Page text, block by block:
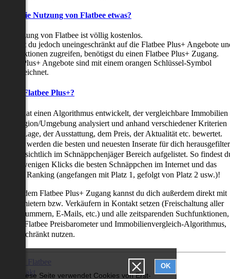
Diese Seite verwendet Cookies von Erst-
OK
die Nutzung von Flatbee etwas?
Nutzung von Flatbee ist völlig kostenlos.
du jedoch uneingeschränkt auf die Flatbee Plus+ Angebote
zugreifen, benötigst du einen Flatbee Plus+ Zugang.
Plus+ Angebote sind mit einem orangen Schlüssel-Symbol
ist Flatbee Plus+?
hat einen Algorithmus entwickelt, der vergleichbare Immobilien
Region/Umgebung analysiert und anhand verschiedener Kriterien
der Lage, der Ausstattung, dem Preis, der Aktualität etc. bewertet.
werden die besten und neuesten Inserate für dich
übersichtlich im Schnäppchenjäger Bereich aufgelistet. So findest
nur wenigen Klicks die besten Schnäppchen im Internet und das
als Ranking (angefangen mit Platz 1, gefolgt von Platz 2 usw.)!
mit dem Flatbee Plus+ Zugang kannst du dich außerdem direkt mit
Vermietern bzw. Verkäufern in Kontakt setzen (Freischaltung aller
E-Mails, etc.) und alle zeitsparenden Suchfunktionen,
den Flatbee Preisbarometer und Immobilienvergleich-Algorithmus,
nutzen.
Über Flatbee
Kontakt